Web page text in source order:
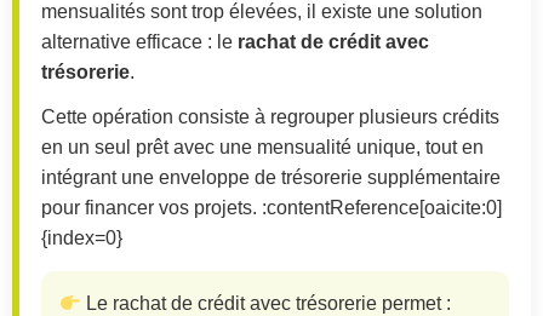
mensualités sont trop élevées, il existe une solution
alternative efficace : le rachat de crédit avec
trésorerie.
Cette opération consiste à regrouper plusieurs crédits
en un seul prêt avec une mensualité unique, tout en
intégrant une enveloppe de trésorerie supplémentaire
pour financer vos projets. :contentReference[oaicite:0]
{index=0}
Le rachat de crédit avec trésorerie permet :